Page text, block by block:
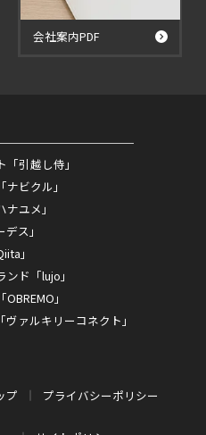
会社案内PDF
引越し侍」
ビクル」
ユメ」
ス」
」
ド「lujo」
」
ァルキリーコネクト」
プ プライバシーポリシー